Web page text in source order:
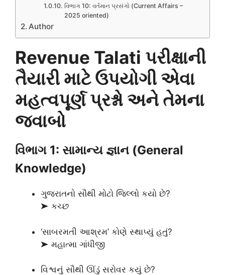
વિભાગ 10: વર્તમાન પ્રસંગો (Current Affairs –
2025 oriented)
Author
Revenue Talati પરીક્ષાની
તૈયારી માટે ઉપયોગી એવા
મહત્વપૂર્ણ પ્રશ્નો અને તેમના
જવાબો
વિભાગ 1: સામાન્ય જ્ઞાન (General
Knowledge)
ગુજરાતનો સૌથી મોટો જિલ્લો કયો છે?
➤ કચ્છ
‘સાબરમતી આશ્રમ’ કોણે સ્થાપ્યું હતું?
➤ મહાત્મા ગાંધીજી
વિશ્વનું સૌથી ઊંડું સરોવર કયું છે?